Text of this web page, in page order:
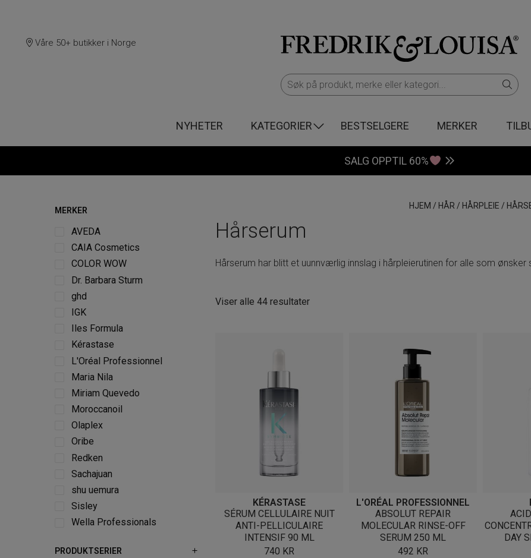
Våre 50+ butikker i Norge
NYHETER KATEGORIER BESTSELGERE MERKER
SALG OPPTIL 60%
HJEM / HÅR / HÅRPLEIE /
Hårserum
Hårserum har blitt et uunnværlig innslag i hårpleierutinen for alle som ønsker
Viser alle 44 resultaterSortert
KÉRASTASE
SÉRUM CELLULAIRE NUIT
ANTI-PELLICULAIRE
INTENSIF 90 ML
740 KR
L'ORÉAL PROFESSIONNEL
ABSOLUT REPAIR
MOLECULAR RINSE-OFF
SERUM 250 ML
492 KR
DAY
MERKER
AVEDA
CAIA Cosmetics
COLOR WOW
Dr. Barbara Sturm
ghd
IGK
Iles Formula
Kérastase
L'Oréal Professionnel
Maria Nila
Miriam Quevedo
Moroccanoil
Olaplex
Oribe
Redken
Sachajuan
shu uemura
Sisley
Wella Professionals
PRODUKTSERIER